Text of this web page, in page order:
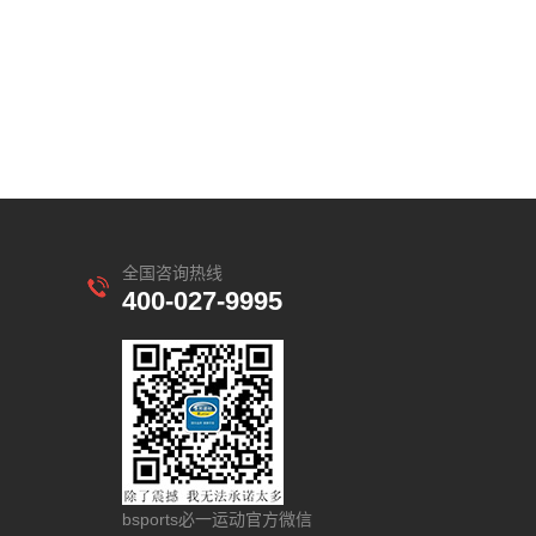
全国咨询热线
400-027-9995
bsports必一运动官方微信